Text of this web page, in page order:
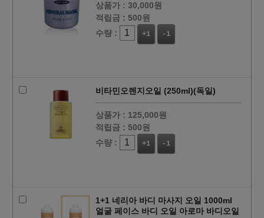
상품가 : 30,000원
적립금 : 500원
수량 :
+1 -1
비타민오렌지오일 (250ml)(독일)
상품가 : 125,000원
적립금 : 500원
수량 :
+1 -1
1+1 네리아 바디 마사지 오일 1000ml
얼굴 페이스 바디 오일 아로마 바디오일